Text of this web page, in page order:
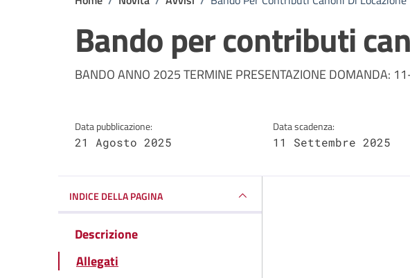
Bando per contributi
Dettagli della notizia
BANDO ANNO 2025 TERMINE PRESENTAZIONE DOMANDA:
Data pubblicazione:
21 Agosto 2025
Data scadenza:
11 Settembre 2025
INDICE DELLA PAGINA
Descrizione
Allegati